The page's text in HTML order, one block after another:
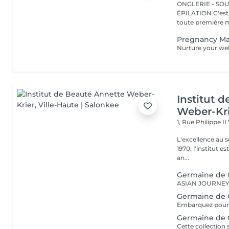
ONGLERIE -
ÉPILATION C'est ici que tout a commencé. Depuis 2022, Merl est la
toute première
Pregnancy
Institut
Weber-
1, Rue Philippe II
L'excellence au service de la
1970, l'institut
an...
Germaine de
Germaine de
Germaine de